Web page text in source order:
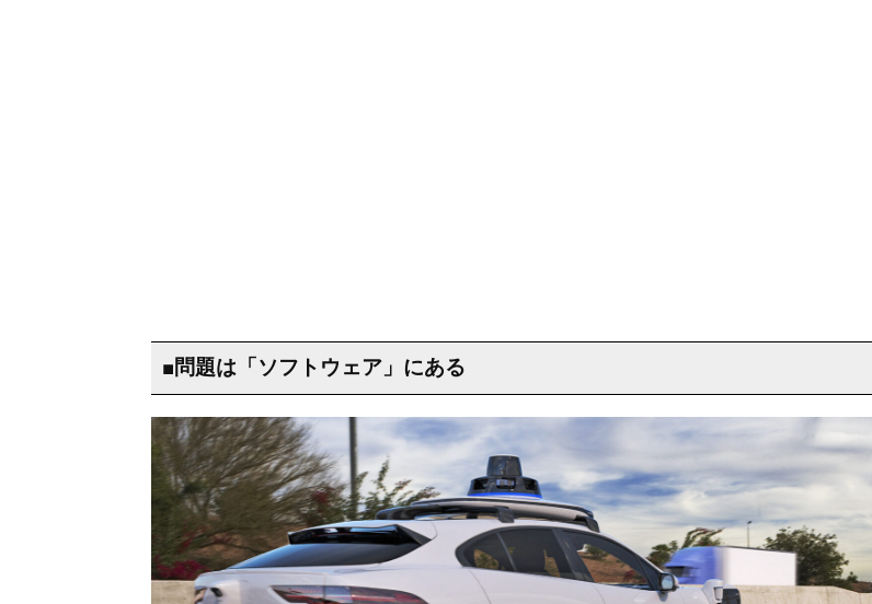
■問題は「ソフトウェア」にある